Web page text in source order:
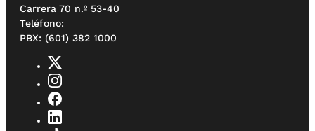
Carrera 70 n.º 53-40
Teléfono:
PBX: (601) 382 1000